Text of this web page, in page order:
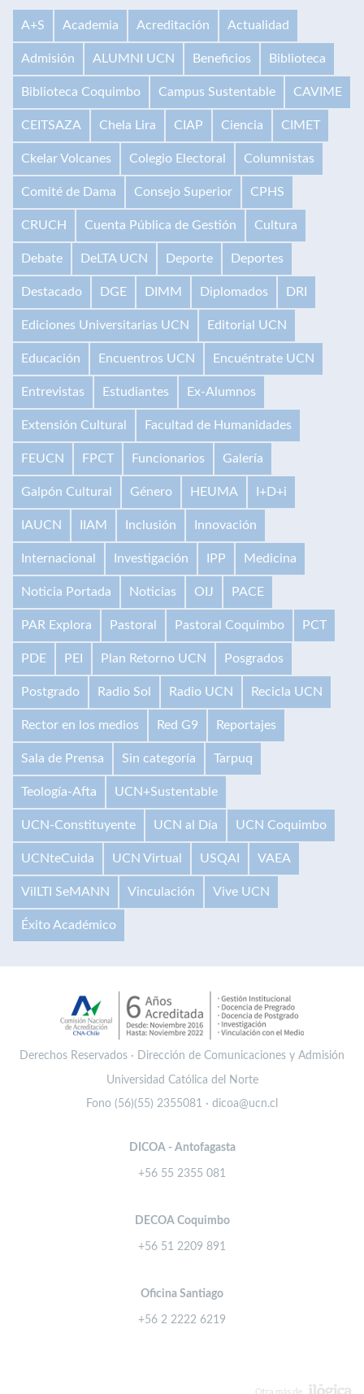
A+S Academia Acreditación Actualidad
Admisión ALUMNI UCN Beneficios Biblioteca
Biblioteca Coquimbo Campus Sustentable CAVIME
CEITSAZA Chela Lira CIAP Ciencia CIMET
Ckelar Volcanes Colegio Electoral Columnistas
Comité de Dama Consejo Superior CPHS
CRUCH Cuenta Pública de Gestión Cultura
Debate DeLTA UCN Deporte Deportes
Destacado DGE DIMM Diplomados DRI
Ediciones Universitarias UCN Editorial UCN
Educación Encuentros UCN Encuéntrate UCN
Entrevistas Estudiantes Ex-Alumnos
Extensión Cultural Facultad de Humanidades
FEUCN FPCT Funcionarios Galería
Galpón Cultural Género HEUMA I+D+i
IAUCN IIAM Inclusión Innovación
Internacional Investigación IPP Medicina
Noticia Portada Noticias OIJ PACE
PAR Explora Pastoral Pastoral Coquimbo PCT
PDE PEI Plan Retorno UCN Posgrados
Postgrado Radio Sol Radio UCN Recicla UCN
Rector en los medios Red G9 Reportajes
Sala de Prensa Sin categoría Tarpuq
Teología-Afta UCN+Sustentable
UCN-Constituyente UCN al Día UCN Coquimbo
UCNteCuida UCN Virtual USQAI VAEA
VilLTI SeMANN Vinculación Vive UCN
Éxito Académico
Derechos Reservados · Dirección de Comunicaciones y Admisión
Universidad Católica del Norte
Fono (56)(55) 2355081 · dicoa@ucn.cl
DICOA - Antofagasta
+56 55 2355 081
DECOA Coquimbo
+56 51 2209 891
Oficina Santiago
+56 2 2222 6219